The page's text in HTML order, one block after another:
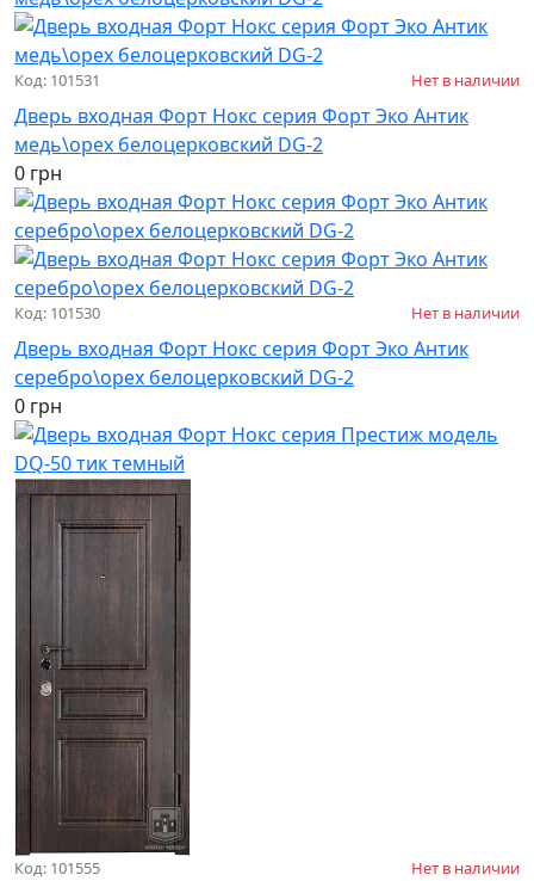
Код: 101531 Нет в наличии
Дверь входная Форт Нокс серия Форт Эко Антик
медь\орех белоцерковский DG-2
0 грн
Код: 101530 Нет в наличии
Дверь входная Форт Нокс серия Форт Эко Антик
серебро\орех белоцерковский DG-2
0 грн
Код: 101555 Нет в наличии